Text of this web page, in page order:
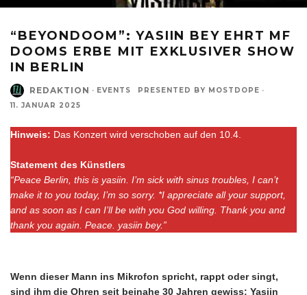
“BEYONDOOM”: YASIIN BEY EHRT MF
DOOMS ERBE MIT EXKLUSIVER SHOW
IN BERLIN
REDAKTION · EVENTS PRESENTED BY MOSTDOPE ·
11. JANUAR 2025
Hinweis: Das Konzert wird verschoben auf den 10.4.
Statement des Künstlers
“Peace Berlin, this is yasiin. I’m sick with sinus troubles, I can’t
make it to you today, I’m so sorry. *I appreciate all your support,
and as soon as I can I’ll be with you God willing. Thank you and
thank you again. Peace. yasiin bey.”
Wenn dieser Mann ins Mikrofon spricht, rappt oder singt,
sind ihm die Ohren seit beinahe 30 Jahren gewiss: Yasiin